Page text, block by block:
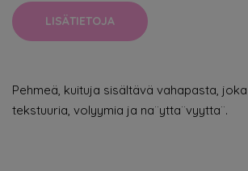
LISÄTIETOJA
Pehmeä, kuituja sisältävä vahapasta,
tekstuuria, volyymia ja na¨ytta¨vyytta¨.